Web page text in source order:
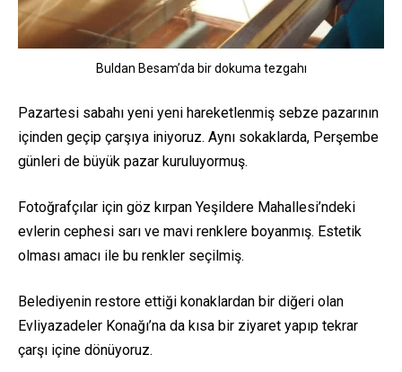
Buldan Besam’da bir dokuma tezgahı
Pazartesi sabahı yeni yeni hareketlenmiş sebze pazarının
içinden geçip çarşıya iniyoruz. Aynı sokaklarda, Perşembe
günleri de büyük pazar kuruluyormuş.
Fotoğrafçılar için göz kırpan Yeşildere Mahallesi’ndeki
evlerin cephesi sarı ve mavi renklere boyanmış. Estetik
olması amacı ile bu renkler seçilmiş.
Belediyenin restore ettiği konaklardan bir diğeri olan
Evliyazadeler Konağı’na da kısa bir ziyaret yapıp tekrar
çarşı içine dönüyoruz.